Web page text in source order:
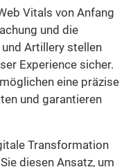
Vitals von Anfang
und die
Artillery stellen
Experience sicher.
eine präzise
und garantieren
Transformation
diesen Ansatz, um